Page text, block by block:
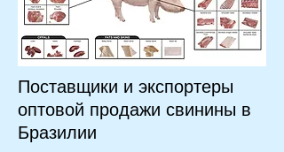
Поставщики и экспортеры
оптовой продажи свинины в
Бразилии